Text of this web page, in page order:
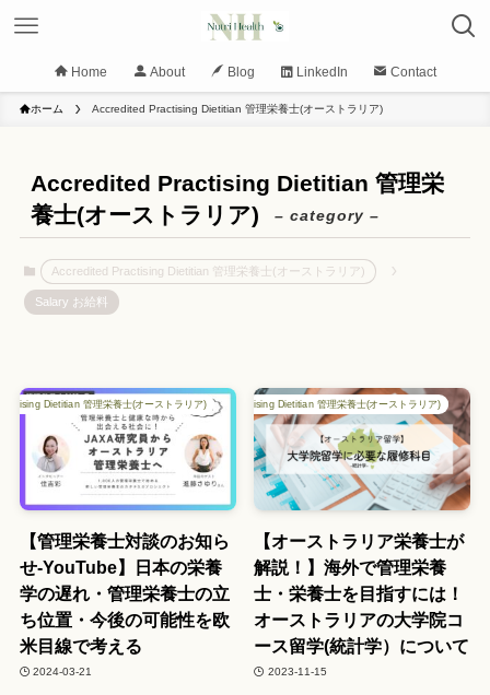
Home About Blog LinkedIn Contact
ホーム Accredited Practising Dietitian 管理栄養士(オーストラリア)
Accredited Practising Dietitian 管理栄
養士(オーストラリア)
– category –
Accredited Practising Dietitian 管理栄養士(オーストラリア)
Salary お給料
Dietitian 管理栄養士(オーストラリア)
【管理栄養士対談のお知ら
せ-YouTube】日本の栄養
学の遅れ・管理栄養士の立
ち位置・今後の可能性を欧
米目線で考える
2024-03-21
Accredited Practising Dietitian 管理栄養士(オーストラリア)
【オーストラリア栄養士が
解説！】海外で管理栄養
士・栄養士を目指すには！
オーストラリアの大学院コ
ース留学(統計学）について
2023-11-15